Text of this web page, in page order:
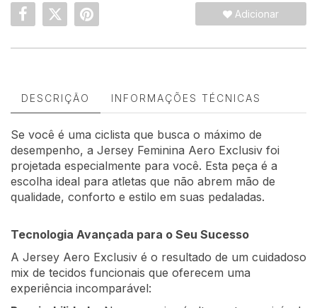
Adicionar
DESCRIÇÃO INFORMAÇÕES TÉCNICAS
Se você é uma ciclista que busca o máximo de
desempenho, a Jersey Feminina Aero Exclusiv foi
projetada especialmente para você. Esta peça é a
escolha ideal para atletas que não abrem mão de
qualidade, conforto e estilo em suas pedaladas.
Tecnologia Avançada para o Seu Sucesso
A Jersey Aero Exclusiv é o resultado de um cuidadoso
mix de tecidos funcionais que oferecem uma
experiência incomparável: